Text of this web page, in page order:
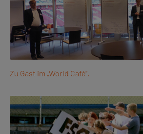
Zu Gast im „World Café“.